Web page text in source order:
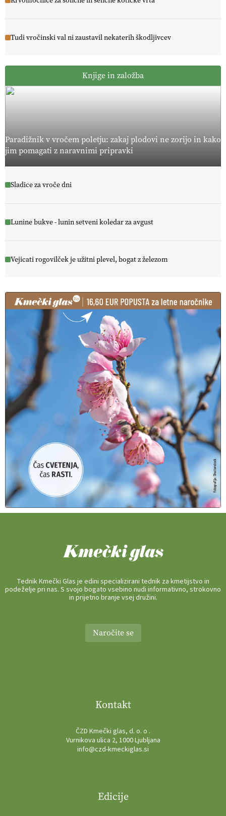
Tudi vročinski val ni zaustavil nekaterih škodljivcev
Knjige in založba
Paradižnik v vročem poletju: zakaj plodovi ne zorijo in kako
jim pomagati z naravnimi pripravki
Sladice za vroče dni
Lunine bukve - lunin setveni koledar za avgust
Vejicati rogovilček je užitni plevel, bogat z železom
Tednik Kmečki Glas je edini specializirani tednik za kmetijstvo in
podeželje pri nas. S svojo bogato vsebino nudi informativno, strokovno
in prijetno branje vsej družini.
Naročite se
Kontakt
ČZD Kmečki glas, d. o. o .
Vurnikova ulica 2, 1000 Ljubljana
info@czd-kmeckiglas.si
Edicije